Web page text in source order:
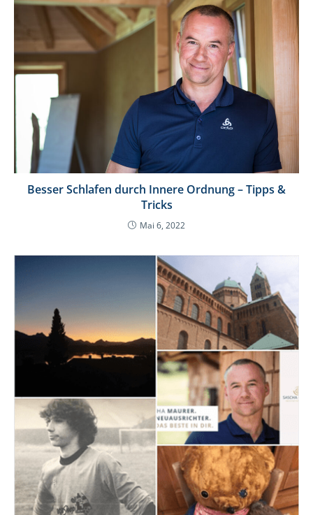
Besser Schlafen durch Innere Ordnung – Tipps &
Tricks
Mai 6, 2022